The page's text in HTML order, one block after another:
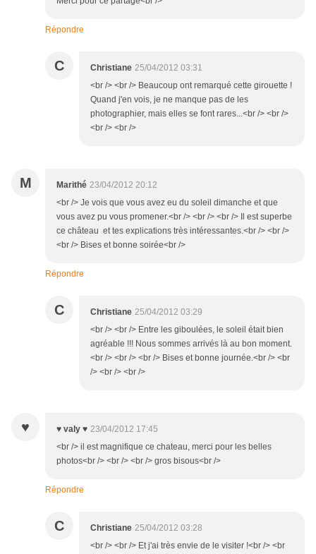
Répondre
C Christiane 25/04/2012 03:31
<br /> <br /> Beaucoup ont remarqué cette girouette !
Quand j'en vois, je ne manque pas de les
photographier, mais elles se font rares...<br /> <br />
<br /> <br />
M Marithé 23/04/2012 20:12
<br /> Je vois que vous avez eu du soleil dimanche et que
vous avez pu vous promener.<br /> <br /> <br /> Il est superbe
ce château et tes explications très intéressantes.<br /> <br />
<br /> Bises et bonne soirée<br />
Répondre
C Christiane 25/04/2012 03:29
<br /> <br /> Entre les giboulées, le soleil était bien
agréable !!! Nous sommes arrivés là au bon moment.
<br /> <br /> <br /> Bises et bonne journée.<br /> <br
/> <br /> <br />
♥ ♥ valy ♥ 23/04/2012 17:45
<br /> il est magnifique ce chateau, merci pour les belles
photos<br /> <br /> <br /> gros bisous<br />
Répondre
C Christiane 25/04/2012 03:28
<br /> <br /> Et j'ai très envie de le visiter !<br /> <br